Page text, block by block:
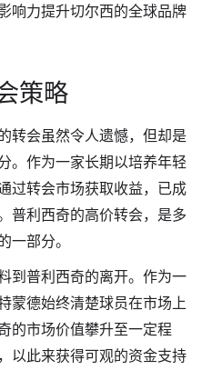
响力提升切尔西的全球品牌
策略
转会虽然令人遗憾，但却是
。作为一家长期以培养年轻
过转会市场获取收益，已成
普利西奇的高价转会，是多
一部分。
到普利西奇的离开。作为一
蒙德始终清楚球员在市场上
的市场价值攀升至一定程
以此来获得可观的资金支持